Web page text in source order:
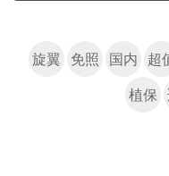
旋翼 免照 国内 超
植保